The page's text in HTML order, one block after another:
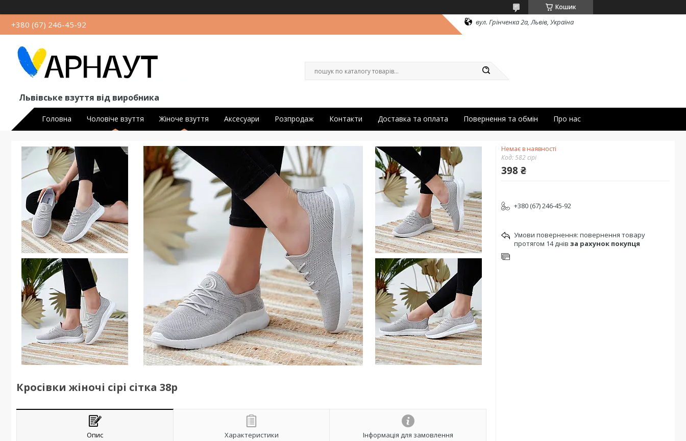
Кошик
+380 (67) 246-45-92 вул. Грінченка 2а, Львів, Україна
Львівське взуття від виробника
Головна Чоловіче взуття Жіноче взуття Аксесуари Розпродаж Контакти Доставка та оплата Повернення та обмін Про нас
Кросівки жіночі сірі сітка 38р
Опис Характеристики Інформація для замовлення
Немає в наявності
Код:582 сірі
398 ₴
+380 (67) 246-45-92
повернення товару
протягом 14 днів за рахунок покупця